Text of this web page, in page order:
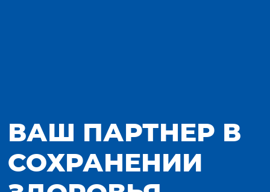
ВАШ ПАРТНЕР В
СОХРАНЕНИИ